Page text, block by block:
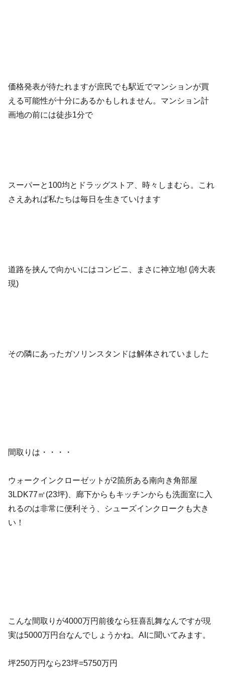
価格発表が待たれますが庶民でも駅近でマンションが買
える可能性が十分にあるかもしれません。マンション計
画地の前には徒歩1分で
スーパーと100均とドラッグストア、時々しまむら。これ
さえあれば私たちは毎日を生きていけます
道路を挟んで向かいにはコンビニ、まさに神立地! (誇大表
現)
その隣にあったガソリンスタンドは解体されていました
間取りは・・・・
ウォークインクローゼットが2箇所ある南向き角部屋
3LDK77㎡(23坪)、廊下からもキッチンからも洗面室に入
れるのは非常に便利そう、シューズインクロークも大き
い！
こんな間取りが4000万円前後なら狂喜乱舞なんですが現
実は5000万円台なんでしょうかね。AIに聞いてみます。
坪250万円なら23坪=5750万円